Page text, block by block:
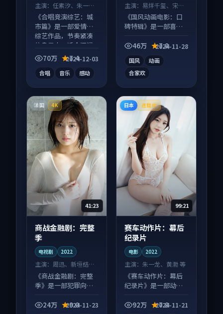
主演： 任素汐、朱一龙
等
《合唱竞演综艺：城
市篇》是一部爱情向
综艺作品，节奏紧凑
信息量大，适合沉浸
式追看。
70万 7.4
2024-12-03
合唱 音乐 感动
主演： 易烊千玺、宋慧
乔 等
《国风动画电影：口
碑特辑》是一部喜剧
论度高，适合配弹幕
46万 7.8
2024-11-28
国风
动画
合家欢
法国 4K
41:23
商战金融剧：完整
季
电视剧 2022
主演： 周迅、新垣结衣
等
《商战金融剧：完整
季》是一部犯罪向电
发酵，适合周末一口
24万 9.0
2024-11-23
日本 连载中
99:21
赛车动作片：幕后
纪录片
电影 2022
主演：朱一龙、黄渤 等
《赛车动作片：幕后
纪录片》是一部动作
论度高，适合配弹幕
92万 7.8
2024-11-21